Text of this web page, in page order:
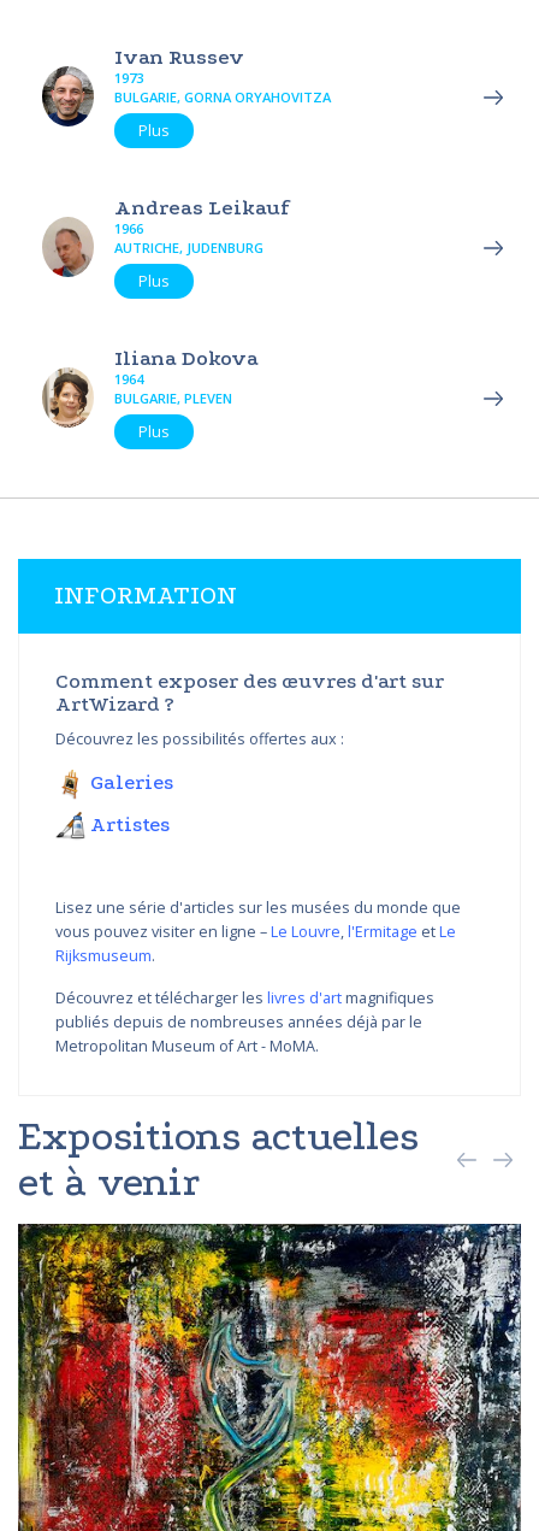
Ivan Russev
1973
BULGARIE, GORNA ORYAHOVITZA
Plus
Andreas Leikauf
1966
AUTRICHE, JUDENBURG
Plus
Iliana Dokova
1964
BULGARIE, PLEVEN
Plus
INFORMATION
Comment exposer des œuvres d'art sur
ArtWizard ?
Découvrez les possibilités offertes aux :
Galeries
Artistes
Lisez une série d'articles sur les musées du monde que
vous pouvez visiter en ligne –Le Louvre,l'Ermitage etLe
Rijksmuseum.
Découvrez et télécharger les livres d'artmagnifiques
publiés depuis de nombreuses années déjà par le
Metropolitan Museum of Art - MoMA.
Expositions actuelles
et à venir